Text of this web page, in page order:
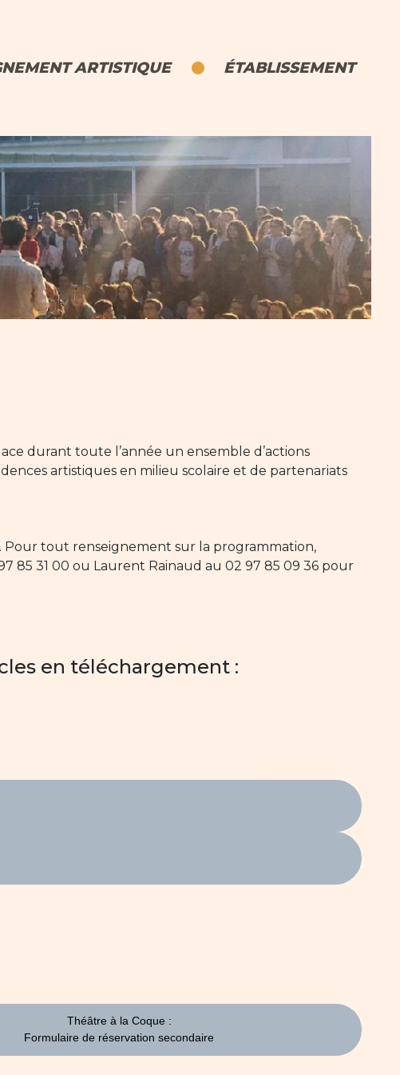
ARTISTIQUE ÉTABLISSEMENT
durant toute l’année un ensemble d’actions
artistiques en milieu scolaire et de partenariats
Pour tout renseignement sur la programmation,
85 31 00 ou Laurent Rainaud au 02 97 85 09 36 pour
en téléchargement :
Théâtre à la Coque :
Formulaire de réservation secondaire